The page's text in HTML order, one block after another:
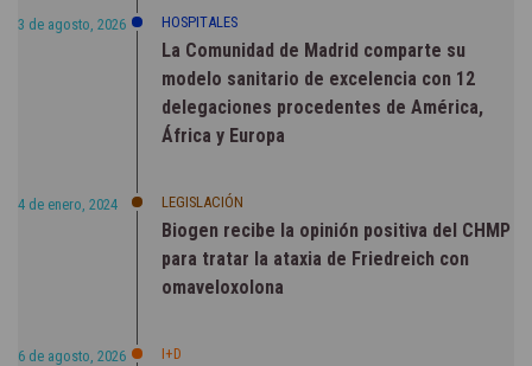
3 de agosto, 2026 HOSPITALES
La Comunidad de Madrid comparte su
modelo sanitario de excelencia con 12
delegaciones procedentes de América,
África y Europa
4 de enero, 2024 LEGISLACIÓN
Biogen recibe la opinión positiva del CHMP
para tratar la ataxia de Friedreich con
omaveloxolona
6 de agosto, 2026 I+D